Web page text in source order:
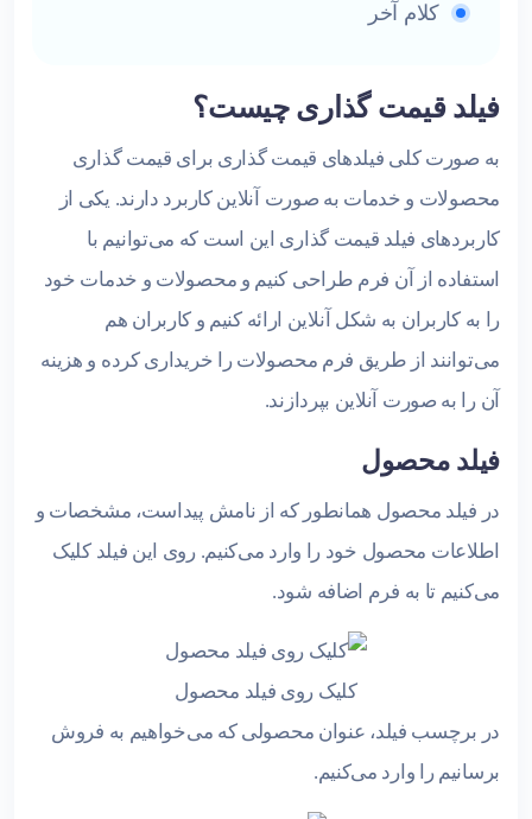
کلام آخر
فیلد قیمت‌ گذاری چیست؟
به صورت کلی فیلدهای قیمت گذاری برای قیمت گذاری
محصولات و خدمات به صورت آنلاین کاربرد دارند. یکی از
کاربردهای فیلد قیمت گذاری این است که می‌توانیم با
استفاده از آن فرم طراحی کنیم و محصولات و خدمات خود
را به کاربران به شکل آنلاین ارائه کنیم و کاربران هم
می‌توانند از طریق فرم محصولات را خریداری کرده و هزینه
آن را به صورت آنلاین بپردازند.
فیلد محصول
در فیلد محصول همانطور که از نامش پیداست، مشخصات و
اطلاعات محصول خود را وارد می‌کنیم. روی این فیلد کلیک
می‌کنیم تا به فرم اضافه شود.
کلیک روی فیلد محصول
در برچسب فیلد، عنوان محصولی که می‌خواهیم به فروش
برسانیم را وارد می‌کنیم.